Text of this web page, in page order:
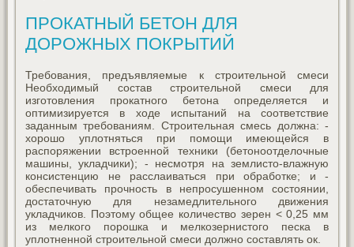
ПРОКАТНЫЙ БЕТОН ДЛЯ
ДОРОЖНЫХ ПОКРЫТИЙ
Требования, предъявляемые к строительной смеси
Необходимый состав строительной смеси для
изготовления прокатного бетона определяется и
оптимизируется в ходе испытаний на соответствие
заданным требованиям. Строительная смесь должна: -
хорошо уплотняться при помощи имеющейся в
распоряжении встроенной техники (бетоноотделочные
машины, укладчики); - несмотря на землисто-влажную
консистенцию не расслаиваться при обработке; и -
обеспечивать прочность в непросушенном состоянии,
достаточную для незамедлительного движения
укладчиков. Поэтому общее количество зерен < 0,25 мм
из мелкого порошка и мелкозернистого песка в
уплотненной строительной смеси должно составлять ок.